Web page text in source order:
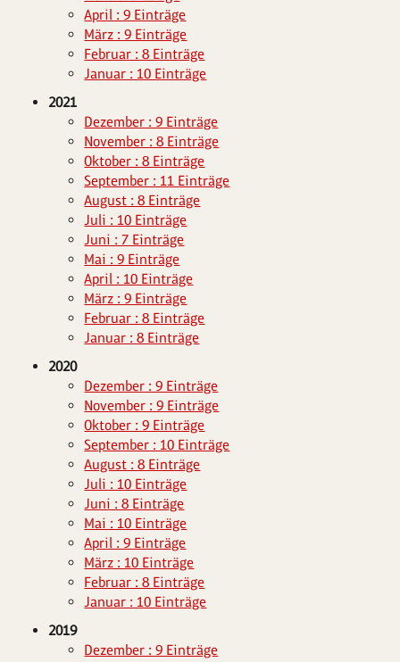
April : 9 Einträge
März : 9 Einträge
Februar : 8 Einträge
Januar : 10 Einträge
2021
Dezember : 9 Einträge
November : 8 Einträge
Oktober : 8 Einträge
September : 11 Einträge
August : 8 Einträge
Juli : 10 Einträge
Juni : 7 Einträge
Mai : 9 Einträge
April : 10 Einträge
März : 9 Einträge
Februar : 8 Einträge
Januar : 8 Einträge
2020
Dezember : 9 Einträge
November : 9 Einträge
Oktober : 9 Einträge
September : 10 Einträge
August : 8 Einträge
Juli : 10 Einträge
Juni : 8 Einträge
Mai : 10 Einträge
April : 9 Einträge
März : 10 Einträge
Februar : 8 Einträge
Januar : 10 Einträge
2019
Dezember : 9 Einträge